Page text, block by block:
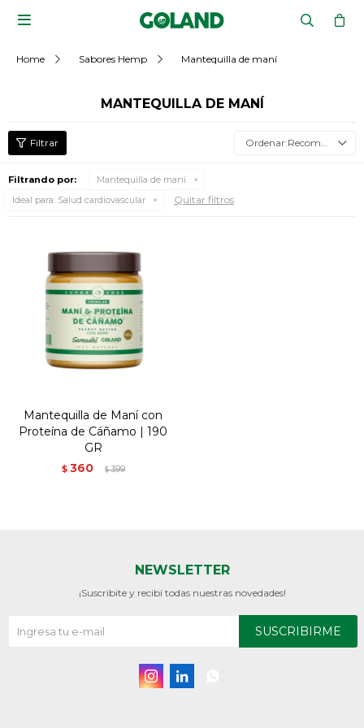

Home Sabores Hemp Mantequilla de maní
MANTEQUILLA DE MANÍ
Recomendados
Filtrando por:
Mantequilla de maní
Ideal para: Salud cardiovascular Quitar filtros
Mantequilla de Maní con
Proteína de Cáñamo | 190
GR
$ 360 $399
NEWSLETTER
¡Suscribite y recibí todas nuestras novedades!
SUSCRIBIRME
 